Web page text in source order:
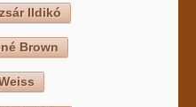
Ildikó
Brown